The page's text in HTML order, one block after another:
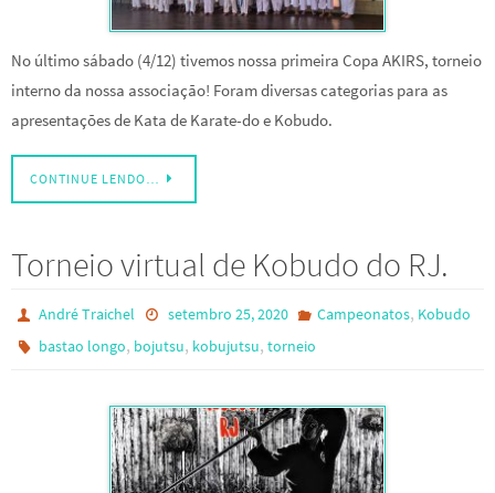
No último sábado (4/12) tivemos nossa primeira Copa AKIRS, torneio
interno da nossa associação! Foram diversas categorias para as
apresentações de Kata de Karate-do e Kobudo.
CONTINUE LENDO…
Torneio virtual de Kobudo do RJ.
André Traichel setembro 25, 2020 Campeonatos, Kobudo
bastao longo, bojutsu, kobujutsu,torneio